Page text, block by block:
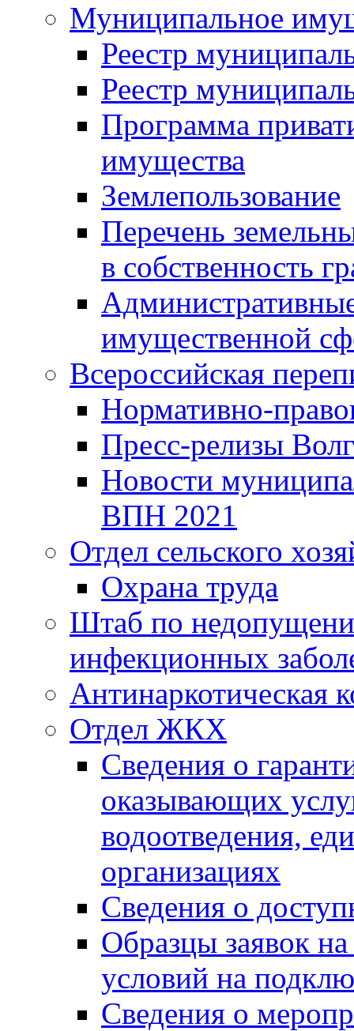
Муниципальное
Реестр
Реестр
Программа
имущества
Землепользование
Перечень
в собственность
имущественной
Всероссийская
Нормативно-
Пресс-релизы
Новости
ВПН 2021
Отдел сельского
Охрана труда
Штаб по
инфекционных
Антинаркотическая
Отдел ЖКХ
Сведения о
оказывающих
водоотведения,
организациях
Сведения о
Образцы заявок
условий на
Сведения о